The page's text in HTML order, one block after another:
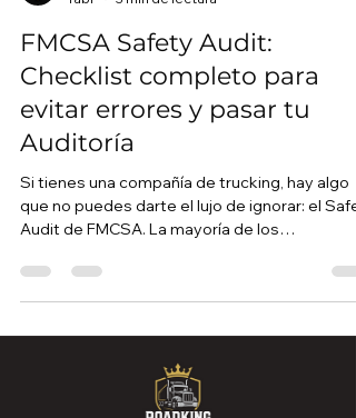
RoadKing Insurance Agency
1 abr
3 min de lectura
FMCSA Safety Audit:
Checklist completo para
evitar errores y pasar tu
Audit de FMCSA. La mayoría de los
transportistas no falla porque opere mal.
porque no pueden demostrar que operan
correctamente. Un Safety Audit no evalúa